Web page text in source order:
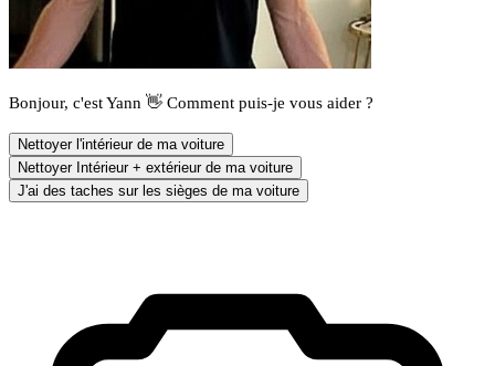
Bonjour, c'est Yann 👋 Comment puis-je vous aider ?
Nettoyer l'intérieur de ma voiture
Nettoyer Intérieur + extérieur de ma voiture
J'ai des taches sur les sièges de ma voiture